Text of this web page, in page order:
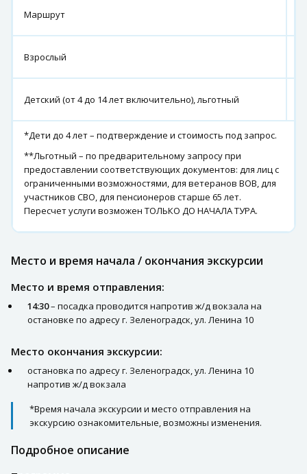
Маршрут
Взрослый
Детский (от 4 до 14 лет включительно), льготный
*Дети до 4 лет – подтверждение и стоимость под запрос.
**Льготный – по предварительному запросу при
предоставлении соответствующих документов: для лиц с
ограниченными возможностями, для ветеранов ВОВ, для
участников СВО, для пенсионеров старше 65 лет.
Пересчет услуги возможен ТОЛЬКО ДО НАЧАЛА ТУРА.
Место и время начала / окончания экскурсии
Место и время отправления:
14:30– посадка проводится напротив ж/д вокзала на
остановке по адресу г. Зеленоградск, ул. Ленина 10
Место окончания экскурсии:
остановка по адресу г. Зеленоградск, ул. Ленина 10
напротив ж/д вокзала
*Время начала экскурсии и место отправления на
экскурсию ознакомительные, возможны изменения.
Подробное описание